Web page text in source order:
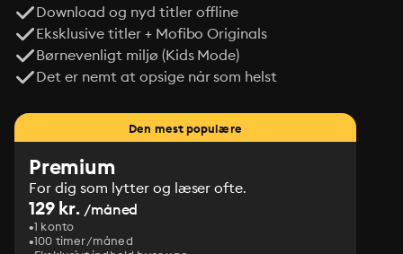
Download og nyd titler offline
Eksklusive titler + Mofibo Originals
Børnevenligt miljø (Kids Mode)
Det er nemt at opsige når som helst
Den mest populære
Premium
For dig som lytter og læser ofte.
129 kr. /måned
1 konto
100 timer/måned